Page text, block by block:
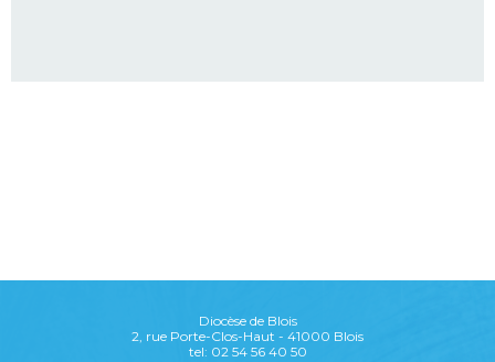
Diocèse de Blois
2, rue Porte-Clos-Haut - 41000 Blois
tel: 02 54 56 40 50